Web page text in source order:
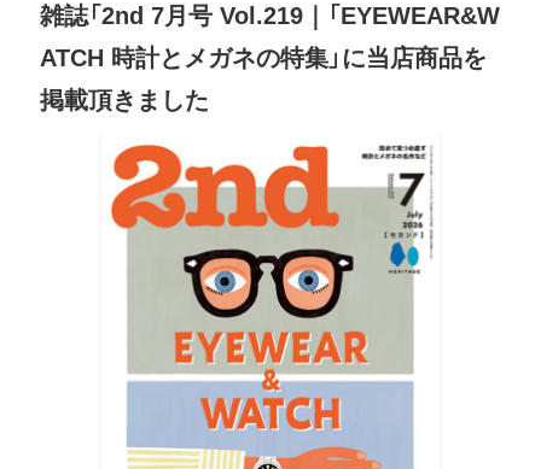
雑誌「2nd 7月号 Vol.219｜「EYEWEAR&W
ATCH 時計とメガネの特集」に当店商品を
掲載頂きました